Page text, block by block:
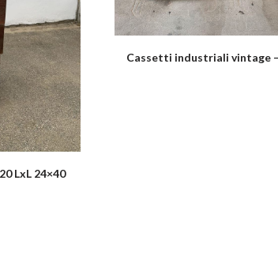
LxL 24×40
Cassetti industriali vintage